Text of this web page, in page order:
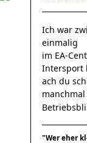
Ich war
einmalig
im EA-
Intersport
ach du
"Wer eher